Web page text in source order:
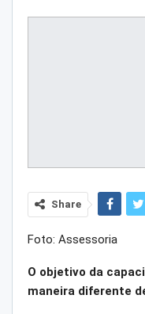
Share
Foto: Assessoria
O objetivo da
maneira diferente